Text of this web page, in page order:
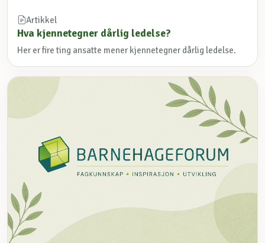
Artikkel
Hva kjennetegner dårlig ledelse?
Her er fire ting ansatte mener kjennetegner dårlig ledelse.